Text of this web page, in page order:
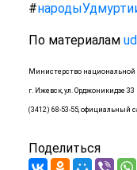
#
По материалам
Министерство национальной
г. Ижевск, ул. Орджоникидзе 33
(3412) 68-53-55, официальный
Поделиться